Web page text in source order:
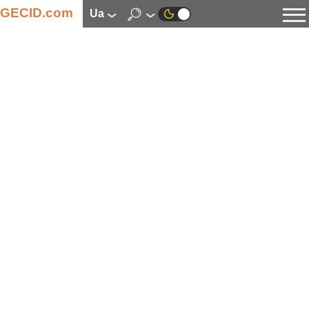
GECID.com ua